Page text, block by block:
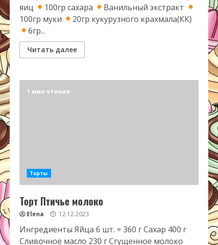
яиц
100гр сахара
Ванильный экстракт
100гр муки
20гр кукурузного крахмала(КК)
6гр...
Читать далее
1 мин чтения
Торты
Торт Птичье молоко
Elena 12.12.2023
Ингредиенты Яйца 6 шт. = 360 г Сахар 400 г
Сливочное масло 230 г Сгущенное молоко